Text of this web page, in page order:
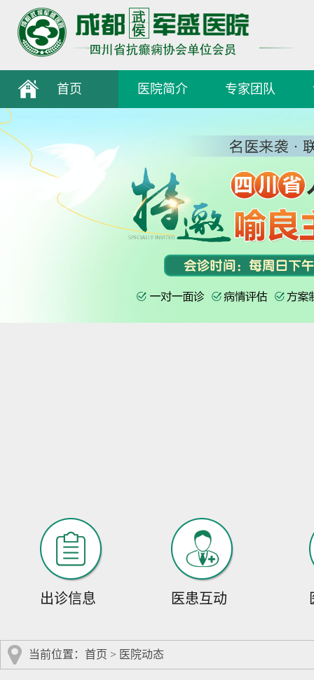
首页 医院简介 专家团队
出诊信息 医患互动
当前位置： 首页 > 医院动态